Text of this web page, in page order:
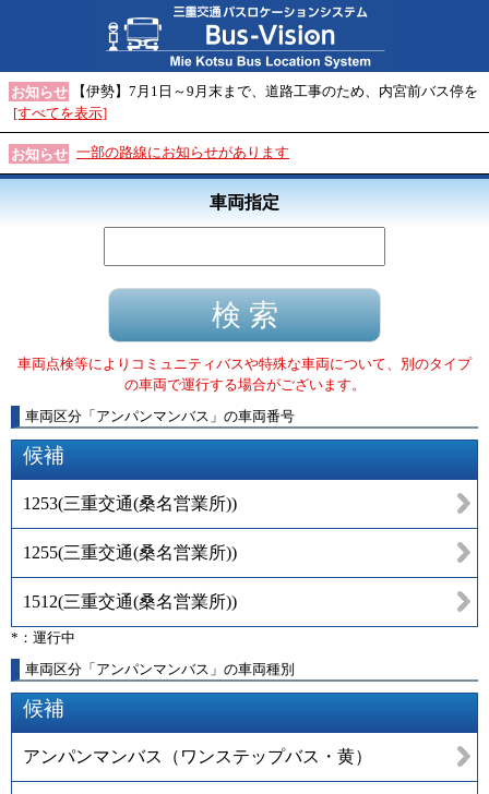
お知らせ
【伊勢】7月1日～9月末まで、道路工事のため、内宮前バス停を
[すべてを表示]
お知らせ 一部の路線にお知らせがあります
車両指定
車両点検等によりコミュニティバスや特殊な車両について、別のタイプ
の車両で運行する場合がございます。
車両区分 「 アンパンマンバス 」 の車両番号
候補
1253(三重交通(桑名営業所))
1255(三重交通(桑名営業所))
1512(三重交通(桑名営業所))
*：運行中
車両区分「アンパンマンバス」の車両種別
候補
アンパンマンバス（ワンステップバス・黄）